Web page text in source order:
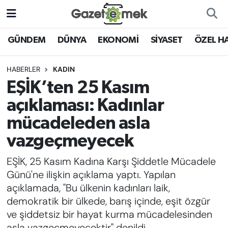
GÜNDEM DÜNYA EKONOMİ SİYASET ÖZEL
HABERLER KADIN
EŞİK’ten 25 Kasım
açıklaması: Kadınlar
mücadeleden asla
vazgeçmeyecek
EŞİK, 25 Kasım Kadına Karşı Şiddetle Mücadele
Günü'ne ilişkin açıklama yaptı. Yapılan
açıklamada, "Bu ülkenin kadınları laik,
demokratik bir ülkede, barış içinde, eşit özgür
ve şiddetsiz bir hayat kurma mücadelesinden
DÜNYA
EKONOMİ
EMEK HABERLERİ
YENİ MEDYADA EMEK
GAZETECİLİĞİNİ GELİŞTİRMEK
FAYDALI BİLGİLER
GÜNDEM
EĞİTİM
Nöbetçi Eczaneler
Hava Durumu
İstanbul Namaz Vakitleri
Trafik Durumu
Süper Lig Puan Durumu ve Fikstür
Tüm Manşetler
Son Dakika Haberleri
Haber Arşivi